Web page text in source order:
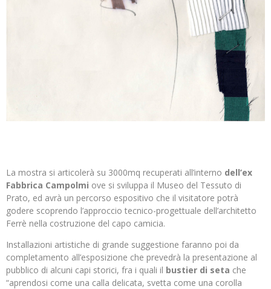
La mostra si articolerà su 3000mq recuperati all’interno dell’ex
Fabbrica Campolmi ove si sviluppa il Museo del Tessuto di
Prato, ed avrà un percorso espositivo che il visitatore potrà
godere scoprendo l’approccio tecnico-progettuale dell’architetto
Ferrè nella costruzione del capo camicia.
Installazioni artistiche di grande suggestione faranno poi da
completamento all’esposizione che prevedrà la presentazione al
pubblico di alcuni capi storici, fra i quali il bustier di seta che
“aprendosi come una calla delicata, svetta come una corolla